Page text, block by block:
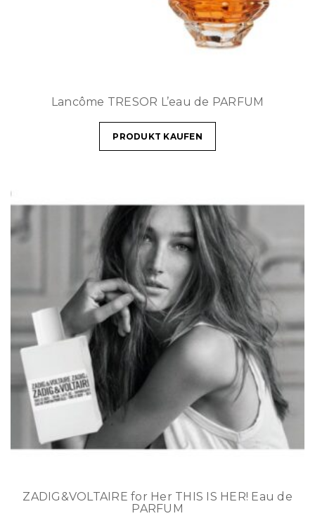
Lancôme TRESOR L’eau de PARFUM
PRODUKT KAUFEN
ZADIG&VOLTAIRE for Her THIS IS HER! Eau de
PARFUM